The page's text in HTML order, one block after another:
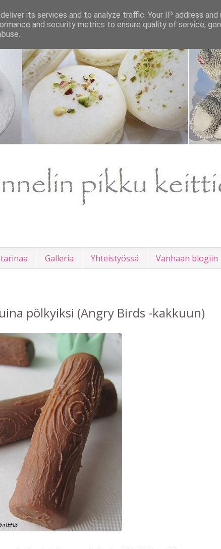
Galleria Yhteistyössä Vanhaan blogiin
pölkyiksi (Angry Birds -kakkuun)
its services and to analyze traffic. Your IP address and
and security metrics to ensure quality of service,